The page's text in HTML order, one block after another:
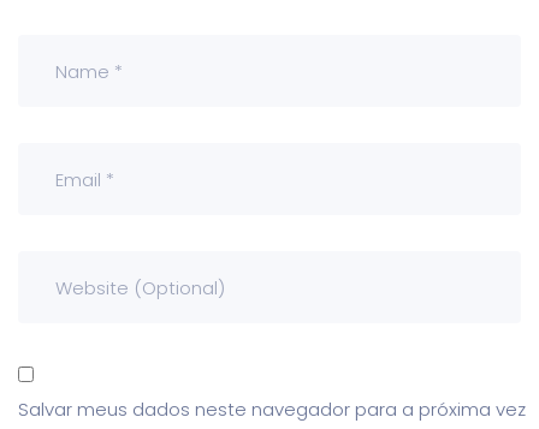
Salvar meus dados neste navegador para a próxima vez